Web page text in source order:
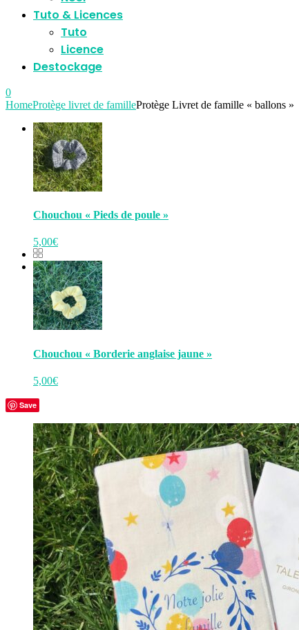
Tuto & Licences
Tuto
Licence
Destockage
0
HomeProtège livret de familleProtège Livret de famille « ballons »
Chouchou « Pieds de poule »
5,00€
Chouchou « Borderie anglaise jaune »
5,00€
Save